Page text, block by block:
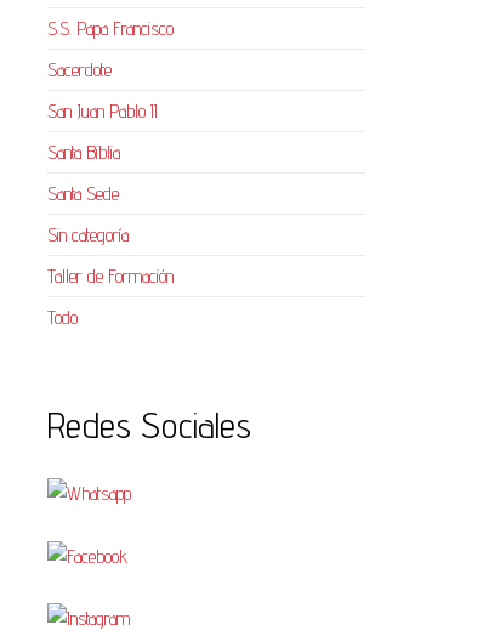
S.S. Papa Francisco
Sacerdote
San Juan Pablo II
Santa Biblia
Santa Sede
Sin categoría
Taller de Formación
Todo
Redes Sociales